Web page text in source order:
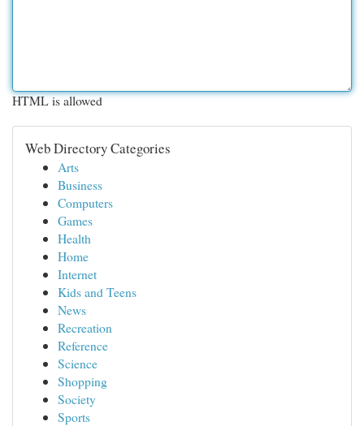
HTML is allowed
Web Directory Categories
Arts
Business
Computers
Games
Health
Home
Internet
Kids and Teens
News
Recreation
Reference
Science
Shopping
Society
Sports